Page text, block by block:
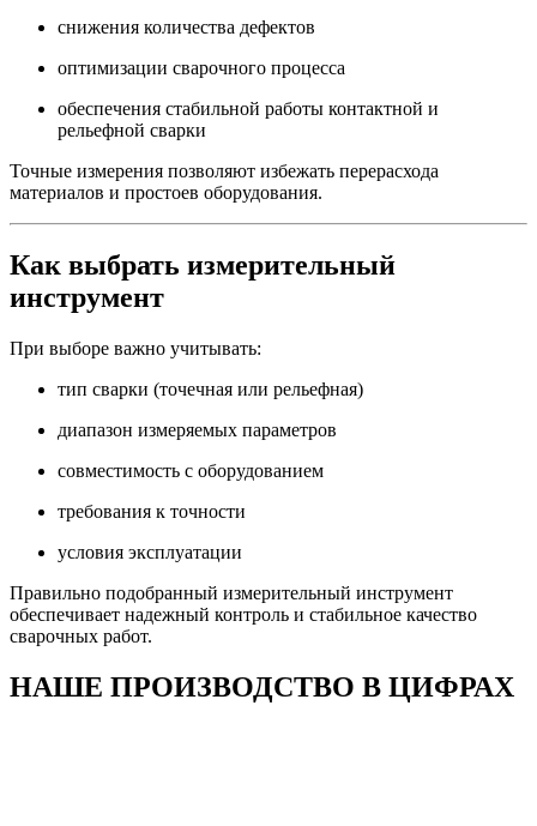
снижения количества дефектов
оптимизации сварочного процесса
обеспечения стабильной работы контактной и
рельефной сварки
Точные измерения позволяют избежать перерасхода
материалов и простоев оборудования.
Как выбрать измерительный
инструмент
При выборе важно учитывать:
тип сварки (точечная или рельефная)
диапазон измеряемых параметров
совместимость с оборудованием
требования к точности
условия эксплуатации
Правильно подобранный измерительный инструмент
обеспечивает надежный контроль и стабильное качество
сварочных работ.
НАШЕ ПРОИЗВОДСТВО В ЦИФРАХ